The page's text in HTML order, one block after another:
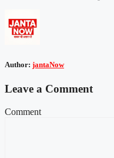
Author: jantaNow
Leave a Comment
Comment